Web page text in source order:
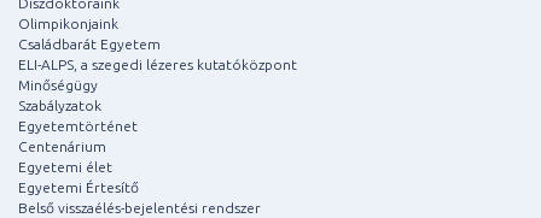
Díszdoktoraink
Olimpikonjaink
Családbarát Egyetem
ELI-ALPS, a szegedi lézeres kutatóközpont
Minőségügy
Szabályzatok
Egyetemtörténet
Centenárium
Egyetemi élet
Egyetemi Értesítő
Belső visszaélés-bejelentési rendszer